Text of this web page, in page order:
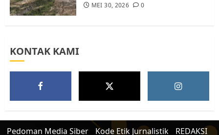
MEI 30, 2026 0
KONTAK KAMI
Pedoman Media Siber Kode Etik Jurnalistik REDAKSI